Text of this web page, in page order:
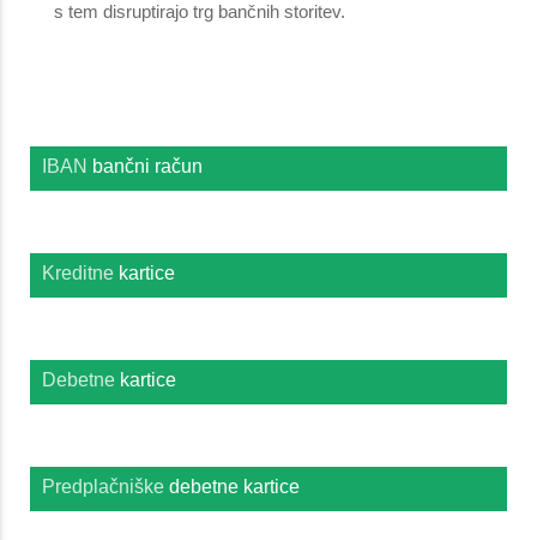
s tem disruptirajo trg bančnih storitev.
IBAN bančni račun
Kreditne kartice
Debetne kartice
Predplačniške debetne kartice